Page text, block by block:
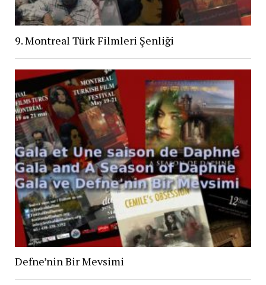
9. Montreal Türk Filmleri Şenliği
Defne’nin Bir Mevsimi